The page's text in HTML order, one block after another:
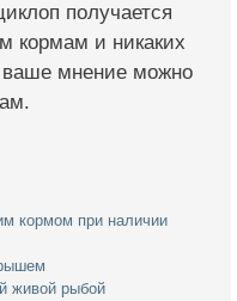
получается
кормам и никаких
ваше мнение можно
кормом при наличии
живой рыбой